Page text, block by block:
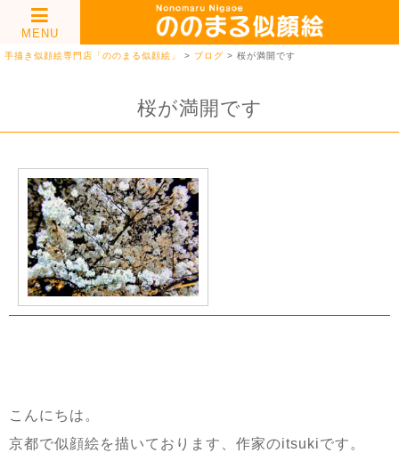
MENU
手描き似顔絵専門店「ののまる似顔絵」 > ブログ > 桜が満開です
桜が満開です
こんにちは。
京都で似顔絵を描いております、作家のitsukiです。